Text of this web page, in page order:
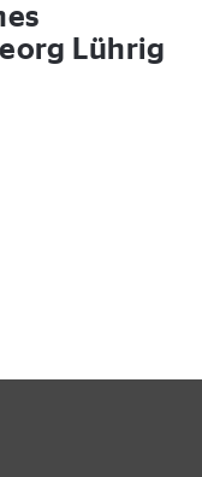
Lührig